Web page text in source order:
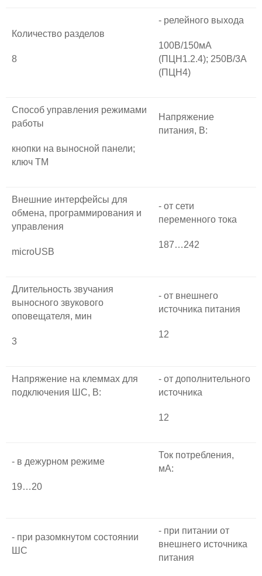
Количество разделов
8
- релейного выхода
100В/150мА
(ПЦН1.2.4); 250В/3А
(ПЦН4)
Способ управления режимами
работы
кнопки на выносной панели;
ключ ТМ
Напряжение
питания, B:
Внешние интерфейсы для
обмена, программирования и
управления
microUSB
- от сети
переменного тока
187…242
Длительность звучания
выносного звукового
оповещателя, мин
3
- от внешнего
источника питания
12
Напряжение на клеммах для
подключения ШС, В:
- от дополнительного
источника
12
- в дежурном режиме
19…20
Ток потребления,
мА:
- при разомкнутом состоянии
ШС
- при питании от
внешнего источника
питания